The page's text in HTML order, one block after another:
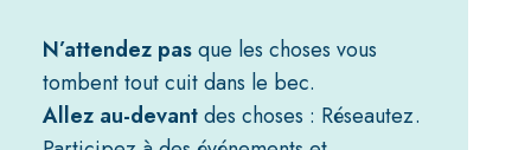
N’attendez pasque les choses vous
tombent tout cuit dans le bec.
Allez au-devantdes choses : Réseautez.